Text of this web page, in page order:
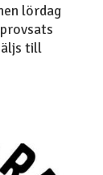
lördag
till